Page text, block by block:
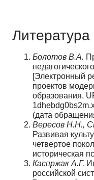
Литература
Болотов В.А.
[Электронный
проектов
образования.
(дата
Вересов Н.Н.,
Развивая
четвертое
историческая
Каспржак А.Г.
россий­ской